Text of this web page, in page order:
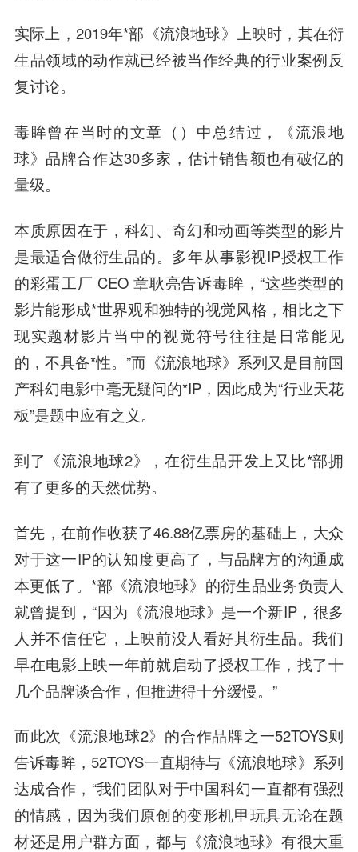
实际上，2019年*部《流浪地球》上映时，其在衍
生品领域的动作就已经被当作经典的行业案例反
复讨论。
毒眸曾在当时的文章（）中总结过，《流浪地
球》品牌合作达30多家，估计销售额也有破亿的
量级。
本质原因在于，科幻、奇幻和动画等类型的影片
是最适合做衍生品的。多年从事影视IP授权工作
的彩蛋工厂 CEO 章耿亮告诉毒眸，“这些类型的
影片能形成*世界观和独特的视觉风格，相比之下
现实题材影片当中的视觉符号往往是日常能见
的，不具备*性。”而《流浪地球》系列又是目前国
产科幻电影中毫无疑问的*IP，因此成为“行业天花
板”是题中应有之义。
到了《流浪地球2》，在衍生品开发上又比*部拥
有了更多的天然优势。
首先，在前作收获了46.88亿票房的基础上，大众
对于这一IP的认知度更高了，与品牌方的沟通成
本更低了。*部《流浪地球》的衍生品业务负责人
就曾提到，“因为《流浪地球》是一个新IP，很多
人并不信任它，上映前没人看好其衍生品。我们
早在电影上映一年前就启动了授权工作，找了十
几个品牌谈合作，但推进得十分缓慢。”
而此次《流浪地球2》的合作品牌之一52TOYS则
告诉毒眸，52TOYS一直期待与《流浪地球》系列
达成合作，“我们团队对于中国科幻一直都有强烈
的情感，因为我们原创的变形机甲玩具无论在题
材还是用户群方面，都与《流浪地球》有很大重